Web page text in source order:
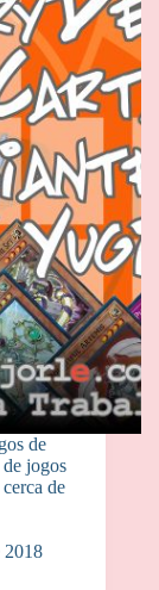
de
de jogos
de
2018